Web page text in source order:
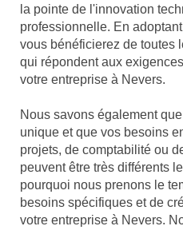
la pointe de l'innovation
professionnelle. En
vous bénéficierez de toutes
qui répondent aux
votre entreprise à Nevers.
Nous savons également
unique et que vos besoins
projets, de comptabilité ou
peuvent être très différents
pourquoi nous prenons le
besoins spécifiques et de
votre entreprise à Nevers.